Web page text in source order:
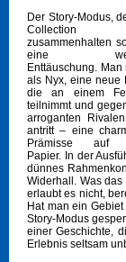
Der Story-Modus,
Collection
zusammenhalten
eine
Enttäuschung. Man
als Nyx, eine neue
die an einem
teilnimmt und
arroganten
antritt – eine
Prämisse auf
Papier. In der
dünnes
Widerhall. Was
erlaubt es nicht,
Hat man ein
Story-Modus
einer Geschichte,
Erlebnis seltsam